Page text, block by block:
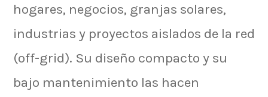
hogares, negocios, granjas solares,
industrias y proyectos aislados de la red
(off-grid). Su diseño compacto y su
bajo mantenimiento las hacen